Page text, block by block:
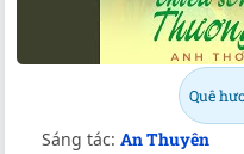
Quê
Sáng tác: An Thuyên